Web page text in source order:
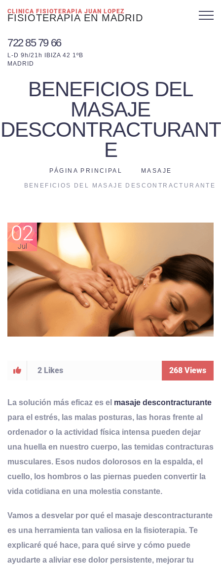
CLINICA FISIOTERAPIA JUAN LOPEZ
FISIOTERAPIA EN MADRID
722 85 79 66
L-D 9h/21h IBIZA 42 1ºB
MADRID
BENEFICIOS DEL
MASAJE
DESCONTRACTURANT
E
PÁGINA PRINCIPAL MASAJE
BENEFICIOS DEL MASAJE DESCONTRACTURANTE
02
Jul
2 Likes 268 Views
La solución más eficaz es el masaje descontracturante
para e l estrés, las malas posturas, las horas frente al
ordenador o la actividad física intensa pueden dejar
una huella en nuestro cuerpo, las temidas contracturas
musculares. Esos nudos dolorosos en la espalda, el
cuello, los hombros o las piernas pueden convertir la
vida cotidiana en una molestia constante.
Vamos a desvelar por qué el masaje descontracturante
es una herramienta tan valiosa en la fisioterapia. Te
explicaré qué hace, para qué sirve y cómo puede
ayudarte a aliviar ese dolor persistente, mejorar tu